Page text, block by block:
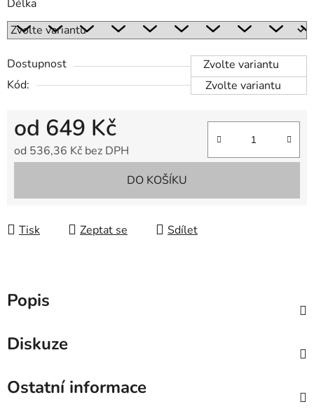
Délka
Dostupnost
Zvolte variantu
Kód:
Zvolte variantu
od 649 Kč
od 536,36 Kč bez DPH
DO KOŠÍKU
Tisk Zeptat se Sdílet
Popis
Diskuze
Ostatní informace